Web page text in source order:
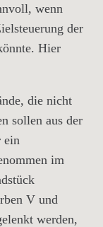
wenn
der
Hier
die nicht
sollen aus der
ein
im
V und
werden,